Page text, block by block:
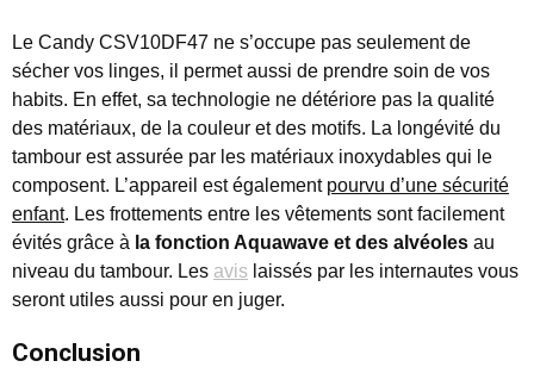
Le Candy CSV10DF47 ne s’occupe pas seulement de
sécher vos linges, il permet aussi de prendre soin de vos
habits. En effet, sa technologie ne détériore pas la qualité
des matériaux, de la couleur et des motifs. La longévité du
tambour est assurée par les matériaux inoxydables qui le
composent. L’appareil est également pourvu d’une sécurité
enfant. Les frottements entre les vêtements sont facilement
évités grâce à la fonction Aquawave et des alvéoles au
niveau du tambour. Les avis laissés par les internautes vous
seront utiles aussi pour en juger.
Conclusion